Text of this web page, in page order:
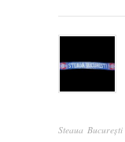
Steaua București